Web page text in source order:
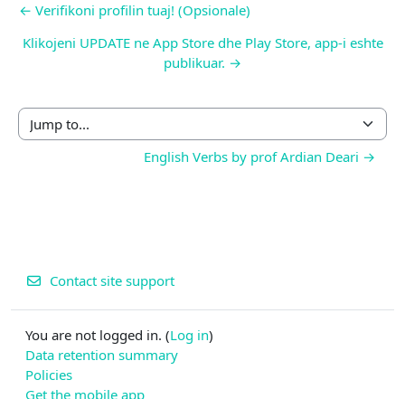
← Verifikoni profilin tuaj! (Opsionale)
Klikojeni UPDATE ne App Store dhe Play Store, app-i eshte
publikuar. →
Jump to...
English Verbs by prof Ardian Deari →
Contact site support
You are not logged in. (Log in)
Data retention summary
Policies
Get the mobile app